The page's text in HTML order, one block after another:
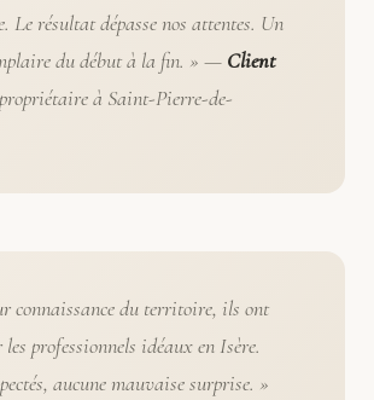
Le résultat dépasse nos attentes. Un
du début à la fin. » — Client
à Saint-Pierre-de-
connaissance du territoire, ils ont
professionnels idéaux en Isère.
aucune mauvaise surprise. »